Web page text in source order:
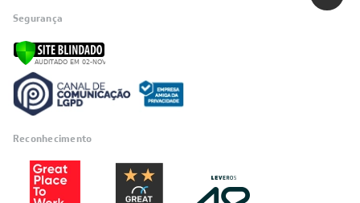
Segurança
Reconhecimento